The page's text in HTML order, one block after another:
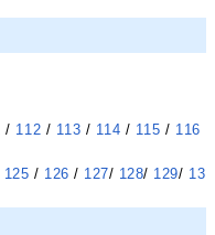
/ 112 / 113 / 114 / 115 / 116
125 / 126 / 127/ 128/ 129/ 13